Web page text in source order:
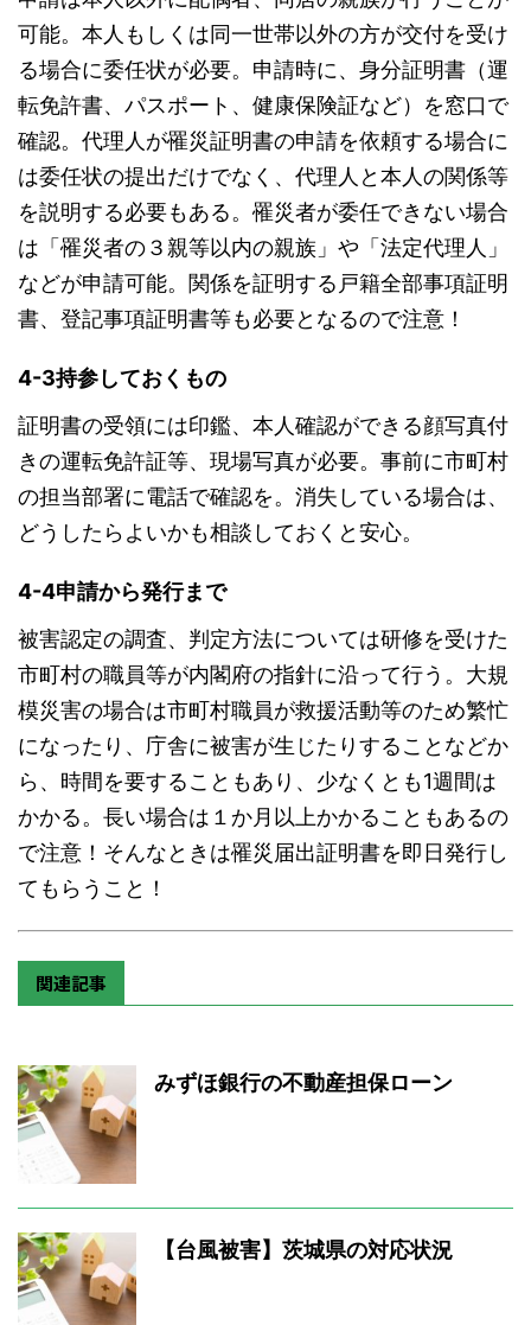
可能。本人もしくは同一世帯以外の方が交付を受け
る場合に委任状が必要。 申請時に、身分証明書（運
転免許書、パスポート、健康保険証など）を窓口で
確認。代理人が罹災証明書の申請を依頼する場合に
は委任状の提出だけでなく、代理人と本人の関係等
を説明する必要もある。罹災者が委任できない場合
は「罹災者の３親等以内の親族」や「法定代理人」
などが申請可能。関係を証明する戸籍全部事項証明
書、登記事項証明書等も必要となるので注意！
4-3持参しておくもの
証明書の受領には印鑑、本人確認ができる顔写真付
きの運転免許証等、現場写真が必要。 事前に市町村
の担当部署に電話で確認を。消失している場合は、
どうしたらよいかも相談しておくと安心。
4-4申請から発行まで
被害認定の調査、判定方法については研修を受けた
市町村の職員等が内閣府の指針に沿って行う。大規
模災害の場合は市町村職員が救援活動等のため繁忙
になったり、庁舎に被害が生じたりすることなどか
ら、時間を要することもあり、少なくとも1週間は
かかる。長い場合は１か月以上かかることもあるの
で注意！そんなときは罹災届出証明書を即日発行し
てもらうこと！
関連記事
みずほ銀行の不動産担保ローン
【台風被害】茨城県の対応状況